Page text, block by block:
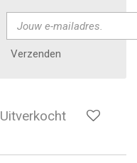
Verzenden
Uitverkocht